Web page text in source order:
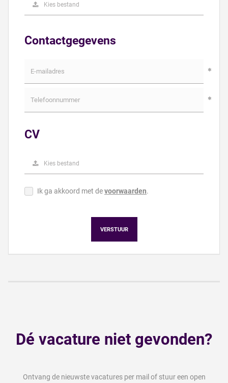
Kies bestand
Contactgegevens
CV
Kies bestand
Ik ga akkoord met devoorwaarden.
VERSTUUR
Dé vacature niet gevonden?
Ontvang de nieuwste vacatures per mail of stuur een open